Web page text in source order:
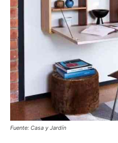
Fuente: Casa y Jardín